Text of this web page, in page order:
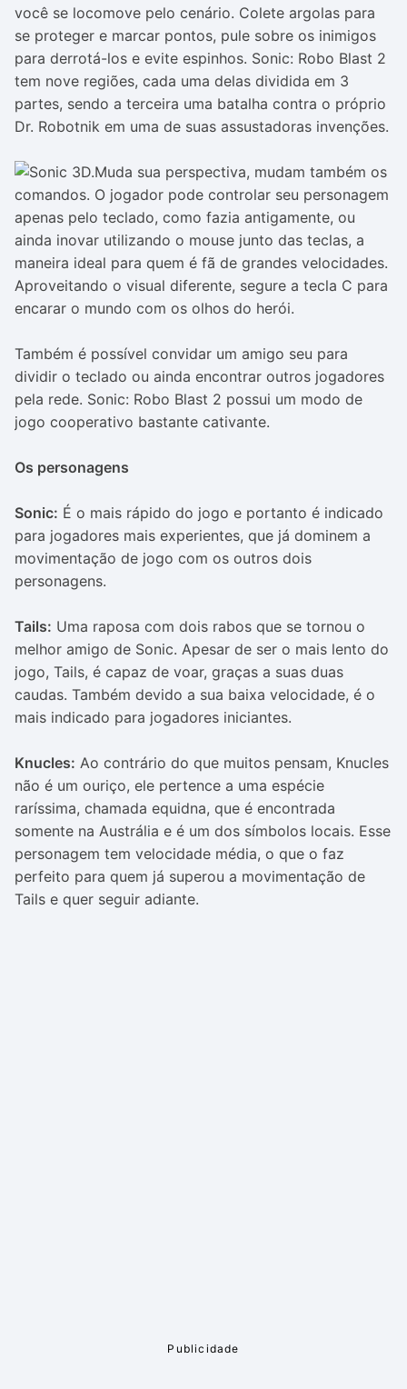
você se locomove pelo cenário. Colete argolas para
se proteger e marcar pontos, pule sobre os inimigos
para derrotá-los e evite espinhos. Sonic: Robo Blast 2
tem nove regiões, cada uma delas dividida em 3
partes, sendo a terceira uma batalha contra o próprio
Dr. Robotnik em uma de suas assustadoras invenções.
Muda sua perspectiva, mudam também os
comandos. O jogador pode controlar seu personagem
apenas pelo teclado, como fazia antigamente, ou
ainda inovar utilizando o mouse junto das teclas, a
maneira ideal para quem é fã de grandes velocidades.
Aproveitando o visual diferente, segure a tecla C para
encarar o mundo com os olhos do herói.
Também é possível convidar um amigo seu para
dividir o teclado ou ainda encontrar outros jogadores
pela rede. Sonic: Robo Blast 2 possui um modo de
jogo cooperativo bastante cativante.
Os personagens
Sonic: É o mais rápido do jogo e portanto é indicado
para jogadores mais experientes, que já dominem a
movimentação de jogo com os outros dois
personagens.
Tails: Uma raposa com dois rabos que se tornou o
melhor amigo de Sonic. Apesar de ser o mais lento do
jogo, Tails, é capaz de voar, graças a suas duas
caudas. Também devido a sua baixa velocidade, é o
mais indicado para jogadores iniciantes.
Knucles: Ao contrário do que muitos pensam, Knucles
não é um ouriço, ele pertence a uma espécie
raríssima, chamada equidna, que é encontrada
somente na Austrália e é um dos símbolos locais. Esse
personagem tem velocidade média, o que o faz
perfeito para quem já superou a movimentação de
Tails e quer seguir adiante.